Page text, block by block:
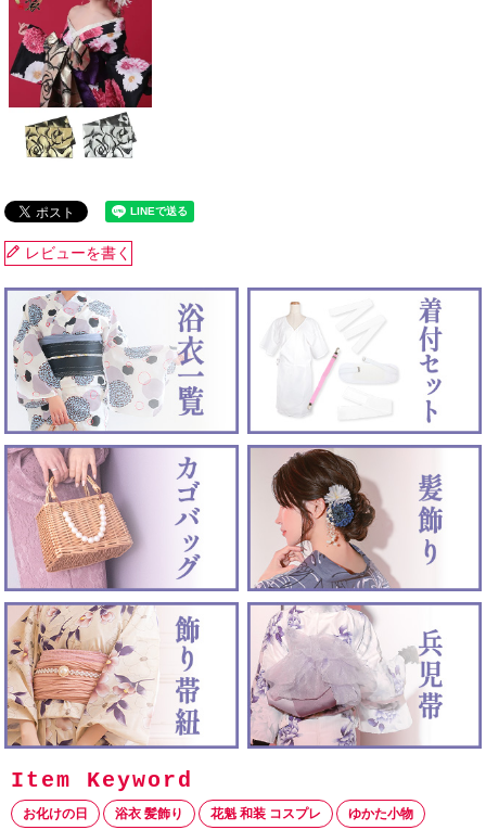
レビューを書く
お化けの日 浴衣 髪飾り 花魁 和装 コスプレ ゆかた小物